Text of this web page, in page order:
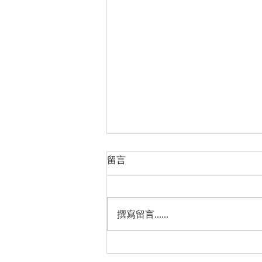
热烈庆祝中华人民共和国成立
留言
撰寫留言......